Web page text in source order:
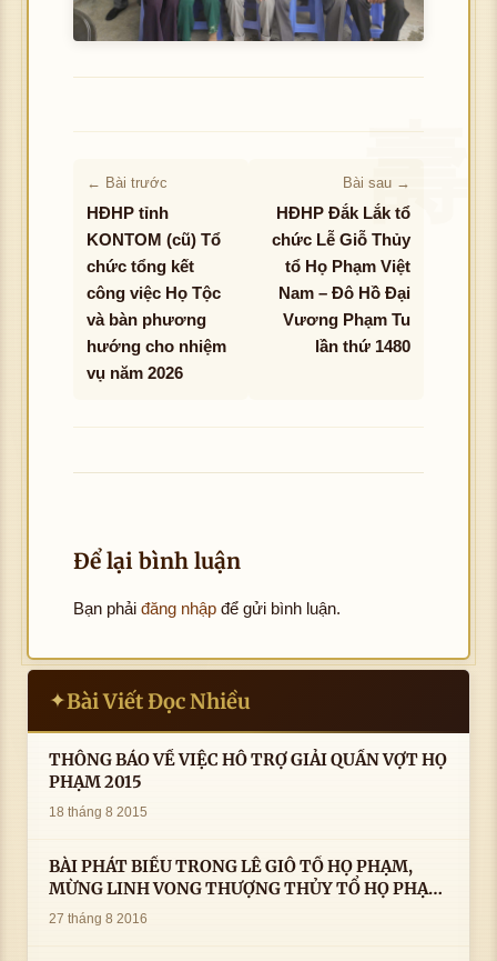
← Bài trước
HĐHP tỉnh
KONTOM (cũ) Tổ
chức tổng kết
công việc Họ Tộc
và bàn phương
hướng cho nhiệm
vụ năm 2026
Bài sau →
HĐHP Đắk Lắk tổ
chức Lễ Giỗ Thủy
tổ Họ Phạm Việt
Nam – Đô Hồ Đại
Vương Phạm Tu
lần thứ 1480
Để lại bình luận
Bạn phải đăng nhập để gửi bình luận.
✦Bài Viết Đọc Nhiều
THÔNG BÁO VỀ VIỆC HỖ TRỢ GIẢI QUẦN VỢT HỌ
PHẠM 2015
18 tháng 8 2015
BÀI PHÁT BIỂU TRONG LÊ GIỖ TỔ HỌ PHẠM,
MỪNG LINH VONG THƯỢNG THỦY TỔ HỌ PHẠM
AN VỊ TAI CÀ MAU- ( 22/8/2016) CỦA LS.TS.NV.
27 tháng 8 2016